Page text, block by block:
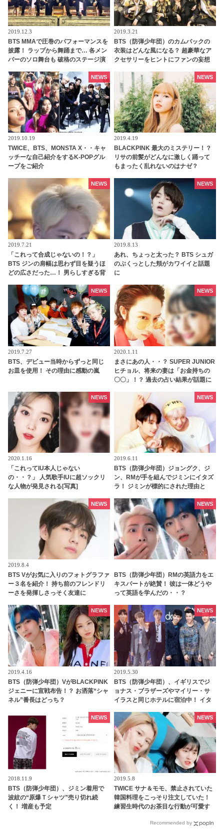
2019.12.3
BTS MMAで圧巻のパフォーマンスを
披露！ ラップから舞踊まで… 各メン
バーのソロ舞台も 破格のステージ演
2019.3.21
BTS（防弾少年団）のカムバックの
衣装はどんな風になる？ 超豪華なア
クセサリーをヒントにファンの妄想
2019.10.19
TWICE、BTS、MONSTA X・・キャ
ッチーな自己紹介をするK-POPグル
ープをご紹介
NEWS
2019.4.19
BLACKPINK 最大のミステリー！？
リサの前髪がどんなに激しく踊って
もまったく乱れないのはナゼ？
NEWS
2019.7.21
「これって合成じゃないの！？」
BTS ジンの肩幅は思わず目を疑うほ
どの広さだった…！ 男らしすぎる背
つきたい」
NEWS
2019.8.13
あれ、ちょっと太った？ BTS シュガ
のぷくっとした頬がカワイイと話題
に
NEWS
2019.7.27
BTS、デビュー当時からずっと同じ
お皿を使用！ その理由に感動の嵐
NEWS
2020.1.11
まさにあの人・・？ SUPER JUNIOR
ヒチョル、将来の妻は「お金持ちの
〇〇」！？ 過去の占い結果が話題に
NEWS
2020.1.16
「これってIU本人じゃない
の・・？」 人気歌手IUに超ソックリ
な人物が発見される[写真]
NEWS
2019.6.11
BTS（防弾少年団）ジョングク、ジ
ン、RMが手を組んでジミンにイタズ
ラ！ ジミンが標的にされた理由と
NEWS
2019.8.4
BTS Vがお気に入りのフォトグラファ
ー３名を紹介！ 持ち前のフレンドリ
ーさを発揮しさっそく友達に
NEWS
BTS（防弾少年団）RMの英語力をエ
キスパートが絶賛！ 彼は一体どうや
って英語を学んだの・・？
NEWS
2019.4.16
BTS（防弾少年団）VがBLACKPINK
ジェニーに宣戦布告！？ お洒落“シャ
ネル”番長はどっち？
NEWS
2019.5.30
BTS（防弾少年団）、イギリスでジ
ョナス・ブラザーズやマイリー・サ
イラスと同じホテルに宿泊中！ イタ
れ・・？
NEWS
2018.11.9
BTS（防弾少年団）、ジミン着用で
波紋の“原爆Ｔシャツ”売り切れ続
く！ 増産も予定
NEWS
2019.5.8
TWICE サナ＆モモ、禁止されていた
韓国料理をこっそり注文していた！
練習生時代のお茶目な行動が可愛す
NEWS
Recommended by